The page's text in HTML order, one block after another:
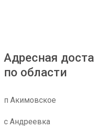
Адресная
по области
п Акимовское
с Андреевка